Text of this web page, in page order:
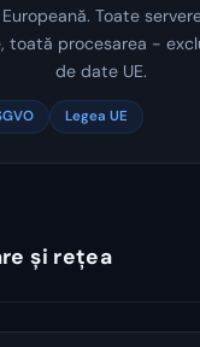
Europeană. Toate
toată procesarea -
de date UE.
Legea UE
și rețea